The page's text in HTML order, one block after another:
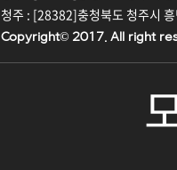
청주 : [28382]충청북도 청주시
Copyright© 2017. All right